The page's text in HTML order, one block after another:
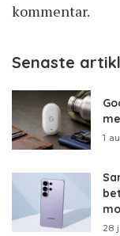
kommentar.
Senaste
1
28